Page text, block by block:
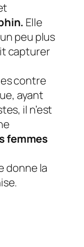
Elle
peu plus
capturer
contre
ayant
il n’est
femmes
donne la